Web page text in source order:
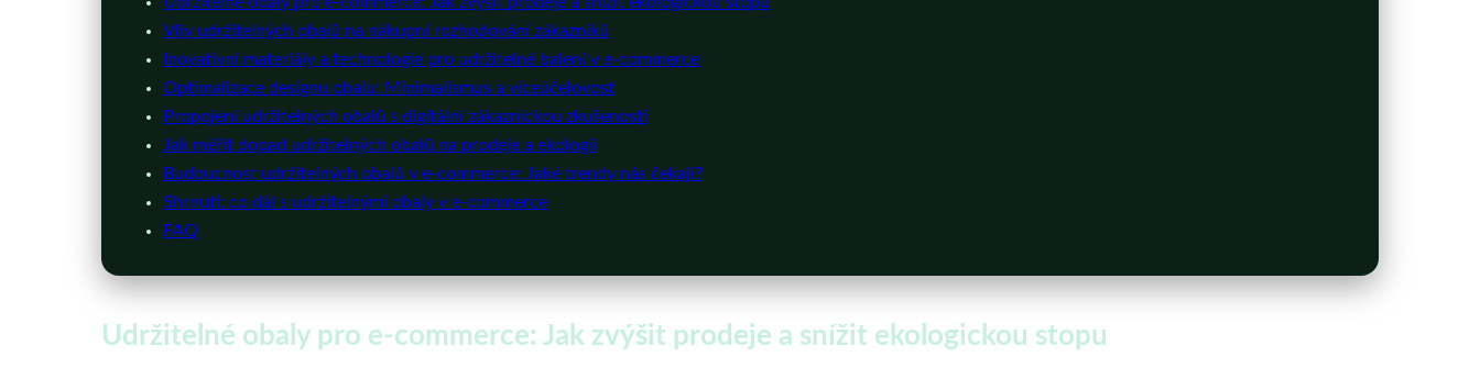
Vliv udržitelných obalů na nákupní rozhodování zákazníků
Inovativní materiály a technologie pro udržitelné balení v e-commerce
Optimalizace designu obalu: Minimalismus a víceúčelovost
Propojení udržitelných obalů s digitální zákaznickou zkušeností
Jak měřit dopad udržitelných obalů na prodeje a ekologii
Budoucnost udržitelných obalů v e-commerce: Jaké trendy nás čekají?
Shrnutí: co dál s udržitelnými obaly v e-commerce
FAQ
Udržitelné obaly pro e-commerce: Jak zvýšit prodeje a snížit ekologickou stopu